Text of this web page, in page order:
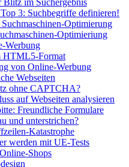
im Suchergebnis
3: Suchbegriffe definieren!
Optimierung
Optimieriung
Werbung
HTML5-Format
von Online-Werbung
Webseiten
ohne CAPTCHA?
auf Webseiten analysieren
Freundliche Formulare
und unterstrichen?
Katastrophe
werden mit UE-Tests
Shops